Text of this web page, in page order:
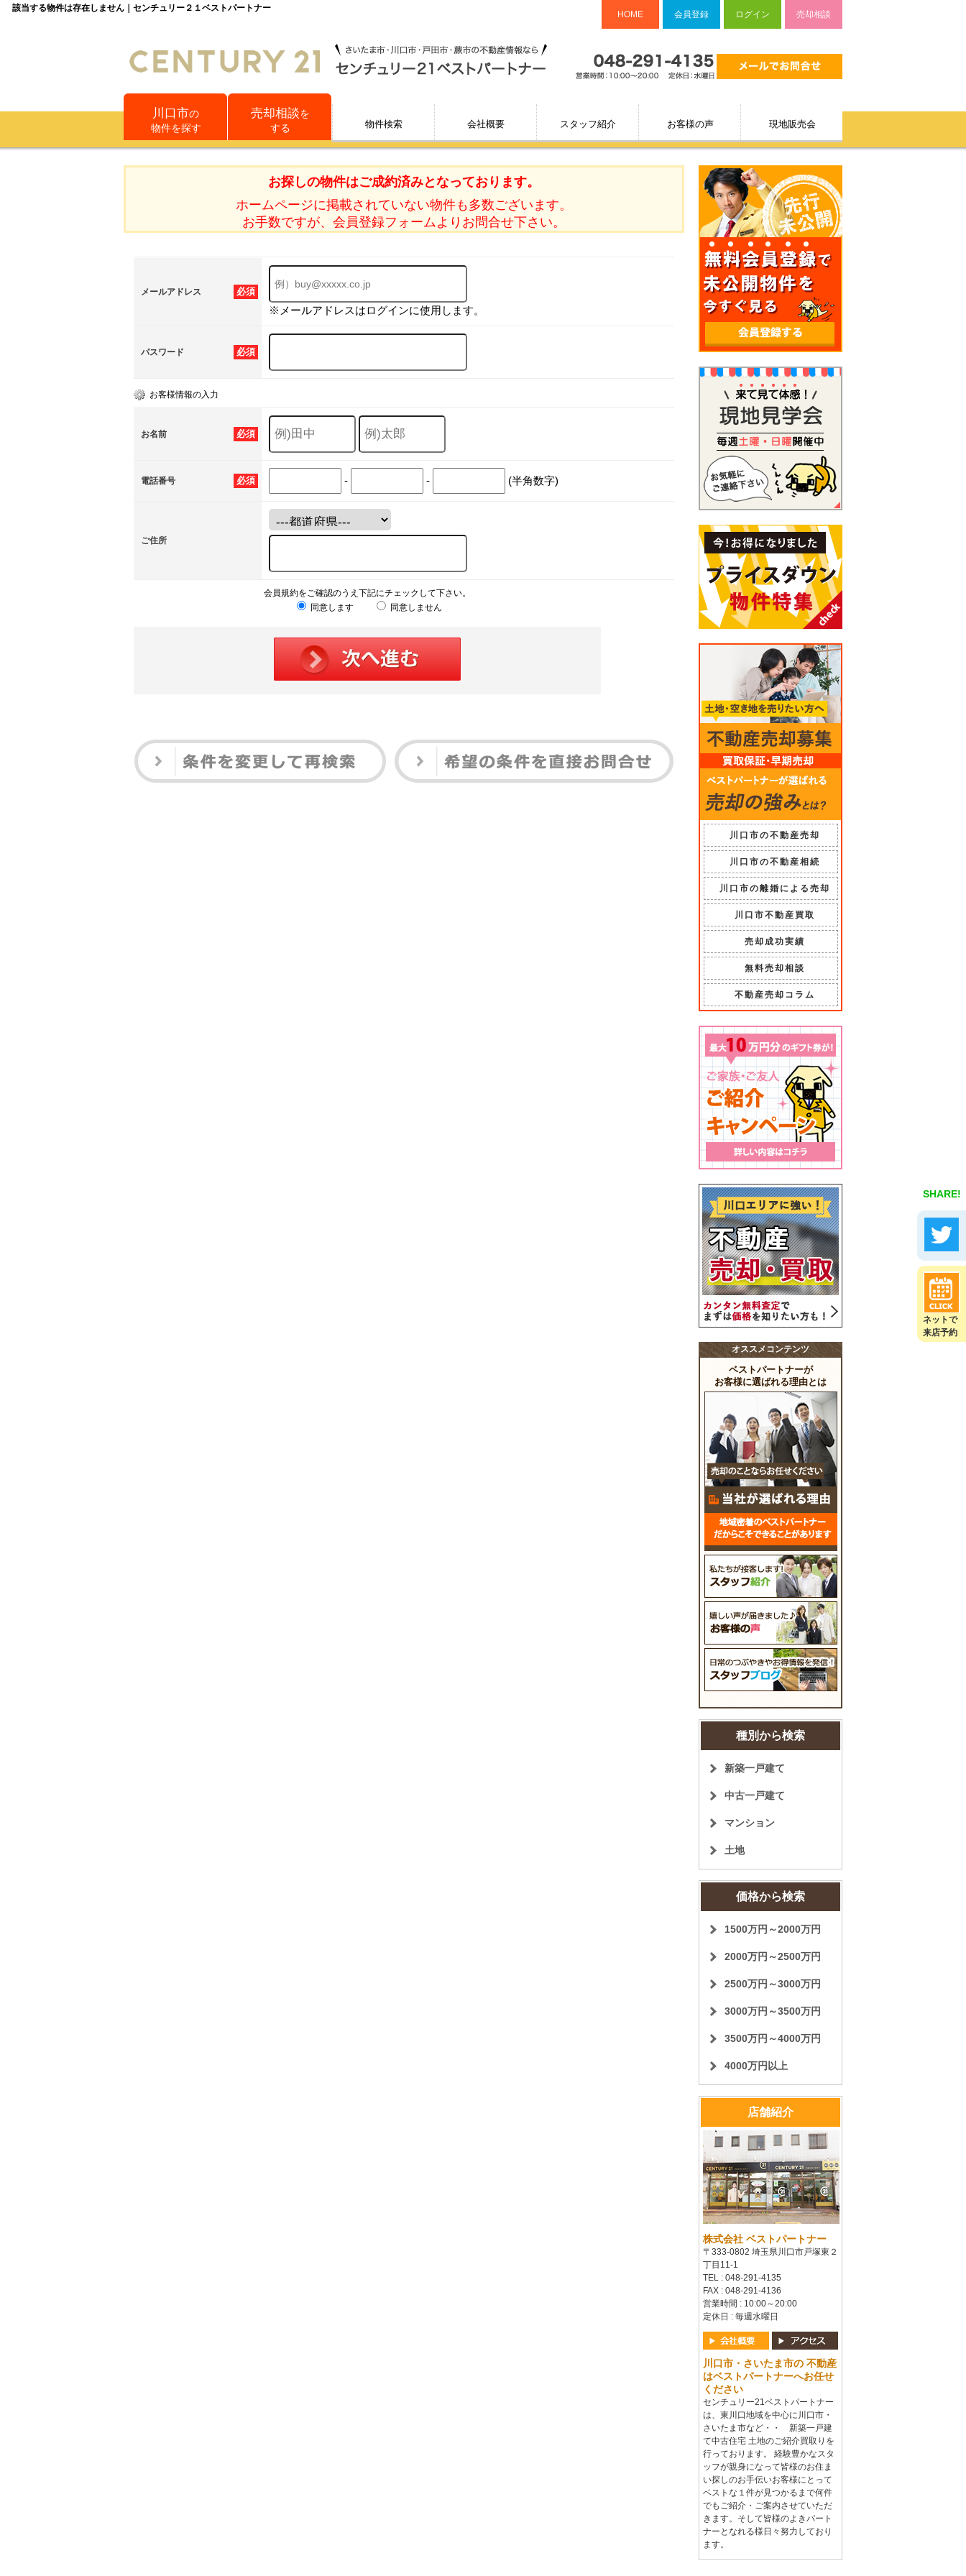
該当する物件は存在しません｜センチュリー２１ベストパートナー
HOME 会員登録 ログイン 売却相談
川口市の
物件を探す
売却相談を
する
物件検索 会社概要 スタッフ紹介 お客様の声 現地販売会
SHARE!
ネットで
来店予約
お探しの物件はご成約済みとなっております。
ホームページに掲載されていない物件も多数ございます。
お手数ですが、会員登録フォームよりお問合せ下さい。
必須
メールアドレス
※メールアドレスはログインに使用します。
必須
パスワード
お客様情報の入力
必須
お名前
必須
電話番号 - - (半角数字)
ご住所
会員規約をご確認のうえ下記にチェックして下さい。
同意します
同意しません
川口市の不動産売却
川口市の不動産相続
川口市の離婚による売却
川口市不動産買取
売却成功実績
無料売却相談
不動産売却コラム
オススメコンテンツ
ベストパートナーが
お客様に選ばれる理由とは
種別から検索
新築一戸建て
中古一戸建て
マンション
土地
価格から検索
1500万円～2000万円
2000万円～2500万円
2500万円～3000万円
3000万円～3500万円
3500万円～4000万円
4000万円以上
店舗紹介
株式会社 ベストパートナー
〒333-0802 埼玉県川口市戸塚東２
丁目11-1
TEL : 048-291-4135
FAX : 048-291-4136
営業時間 : 10:00～20:00
定休日 : 毎週水曜日
川口市・さいたま市の 不動産
はベストパートナーへお任せ
ください
センチュリー21ベストパートナー
は、東川口地域を中心に川口市・
さいたま市など・・ 新築一戸建
て中古住宅 土地のご紹介買取りを
行っております。 経験豊かなスタ
ッフが親身になって皆様のお住ま
い探しのお手伝いお客様にとって
ベストな１件が見つかるまで何件
でもご紹介・ご案内させていただ
きます。そして皆様のよきパート
ナーとなれる様日々努力しており
ます。